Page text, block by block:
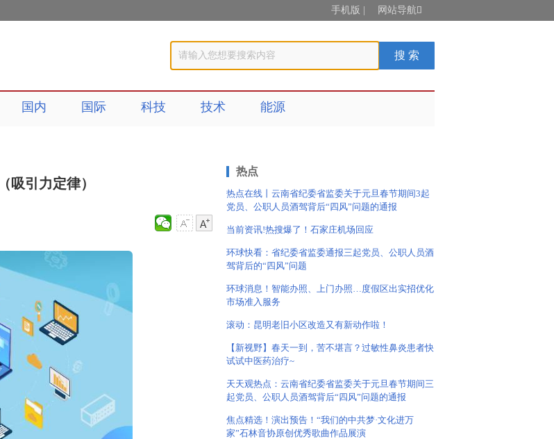
手机版 网站导航
国内 国际 科技 技术 能源
吸引力定律）
热点
热点在线丨云南省纪委省监委关于元旦春节期间3起
党员、公职人员酒驾背后“四风”问题的通报
当前资讯!热搜爆了！石家庄机场回应
环球快看：省纪委省监委通报三起党员、公职人员酒
驾背后的“四风”问题
环球消息！智能办照、上门办照…度假区出实招优化
市场准入服务
滚动：昆明老旧小区改造又有新动作啦！
【新视野】春天一到，苦不堪言？过敏性鼻炎患者快
试试中医药治疗~
天天观热点：云南省纪委省监委关于元旦春节期间三
起党员、公职人员酒驾背后“四风”问题的通报
焦点精选！演出预告！“我们的中共梦·文化进万
家”石林音协原创优秀歌曲作品展演